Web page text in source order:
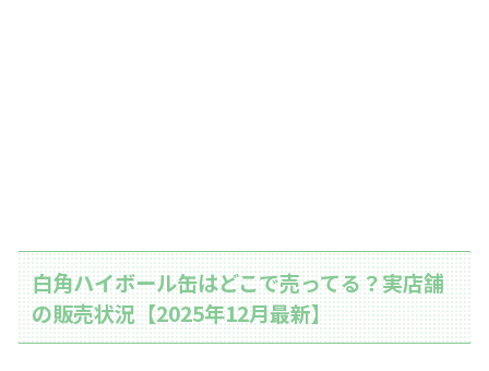
白角ハイボール缶はどこで売ってる？実店舗
の販売状況【2025年12月最新】